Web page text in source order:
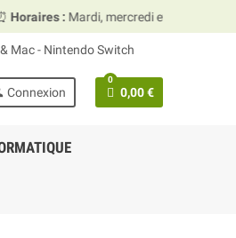
:Mardi, mercredi et vendredi
Mac - Nintendo Switch
Connexion
0
0,00 €